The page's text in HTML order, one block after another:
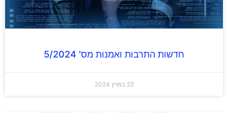
חדשות התרבות ואמנות מס' 5/2024